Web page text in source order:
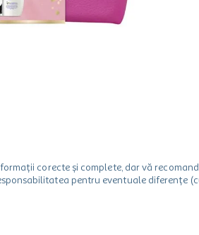
corecte și complete, dar vă
pentru eventuale diferențe